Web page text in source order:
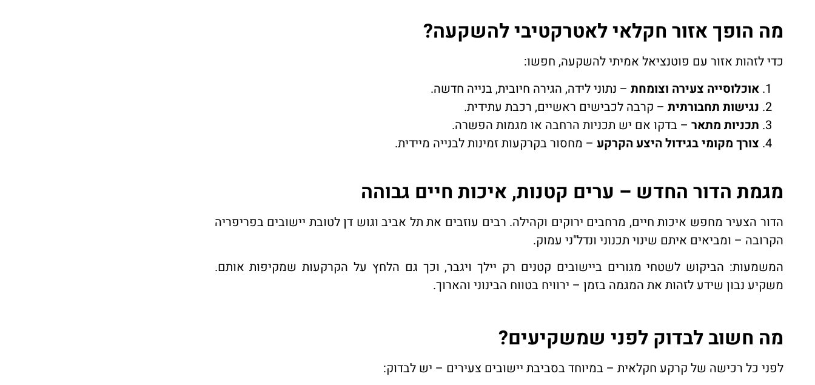
מה הופך אזור חקלאי לאטרקטיבי להשקעה?
כדי לזהות אזור עם פוטנציאל אמיתי להשקעה, חפשו:
אוכלוסייה צעירה וצומחת – נתוני לידה, הגירה חיובית, בנייה חדשה.
נגישות תחבורתית – קרבה לכבישים ראשיים, רכבת עתידית.
תכניות מתאר – בדקו אם יש תכניות הרחבה או מגמות הפשרה.
צורך מקומי בגידול היצע הקרקע – מחסור בקרקעות זמינות לבנייה מיידית.
מגמת הדור החדש – ערים קטנות, איכות חיים גבוהה
הדור הצעיר מחפש איכות חיים, מרחבים ירוקים וקהילה. רבים עוזבים את תל אביב וגוש דן לטובת יישובים בפריפריה
הקרובה – ומביאים איתם שינוי תכנוני ונדל"ני עמוק.
המשמעות: הביקוש לשטחי מגורים ביישובים קטנים רק יילך ויגבר, וכך גם הלחץ על הקרקעות שמקיפות אותם.
משקיע נבון שידע לזהות את המגמה בזמן – ירוויח בטווח הבינוני והארוך.
מה חשוב לבדוק לפני שמשקיעים?
לפני כל רכישה של קרקע חקלאית – במיוחד בסביבת יישובים צעירים – יש לבדוק: